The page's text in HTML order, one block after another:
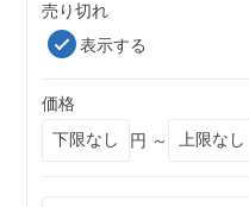
売り切れ
表示する
価格
円 ～